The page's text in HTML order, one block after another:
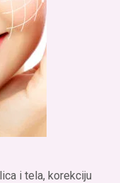
i tela, korekciju